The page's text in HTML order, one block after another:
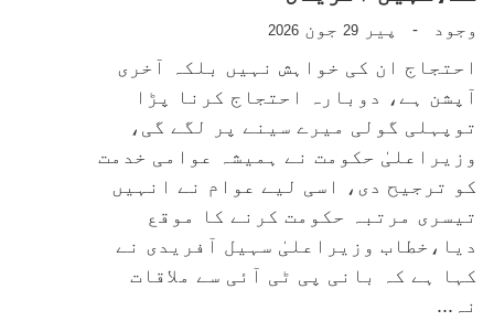
وجود - پیر 29 جون 2026
احتجاج ان کی خواہش نہیں بلکہ آخری
آپشن ہے، دوبارہ احتجاج کرنا پڑا
توپہلی گولی میرے سینے پر لگے گی،
وزیراعلیٰ حکومت نے ہمیشہ عوامی خدمت
کو ترجیح دی، اسی لیے عوام نے انہیں
تیسری مرتبہ حکومت کرنے کا موقع
دیا،خطاب وزیراعلیٰ سہیل آفریدی نے
کہا ہے کہ بانی پی ٹی آئی سے ملاقات
نہ...